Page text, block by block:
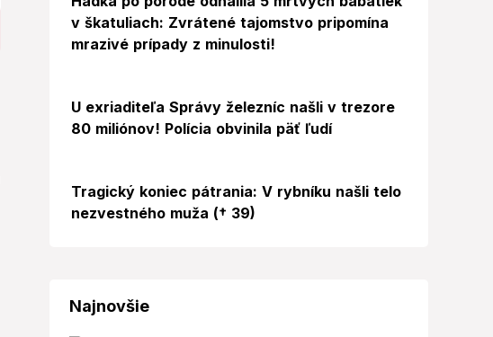
v škatuliach: Zvrátené tajomstvo pripomína
mrazivé prípady z minulosti!
U exriaditeľa Správy železníc našli v trezore
80 miliónov! Polícia obvinila päť ľudí
Tragický koniec pátrania: V rybníku našli telo
nezvestného muža († 39)
Najnovšie